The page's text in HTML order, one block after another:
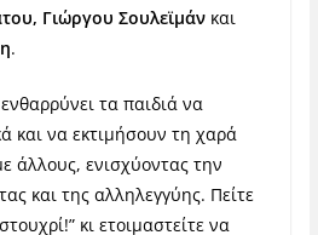
Γιώργου Σουλεϊμάνκαι
.
τα παιδιά να
και να εκτιμήσουν τη χαρά
άλλους, ενισχύοντας την
και της αλληλεγγύης. Πείτε
κι ετοιμαστείτε να